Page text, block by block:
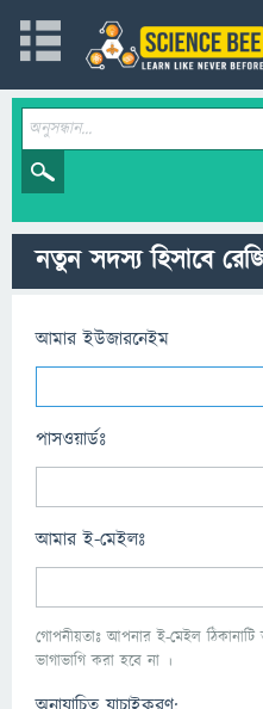
নতুন সদস্য হিসাবে
আমার ইউজারনেইম
পাসওয়ার্ডঃ
আমার ই-মেইলঃ
গোপনীয়তাঃ আপনার ই-মেইল
ভাগাভাগি করা হবে না ।